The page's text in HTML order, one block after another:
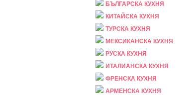
БЪЛГАРСКА КУХНЯ
КИТАЙСКА КУХНЯ
ТУРСКА КУХНЯ
МЕКСИКАНСКА КУХНЯ
РУСКА КУХНЯ
ИТАЛИАНСКА КУХНЯ
ФРЕНСКА КУХНЯ
АРМЕНСКА КУХНЯ